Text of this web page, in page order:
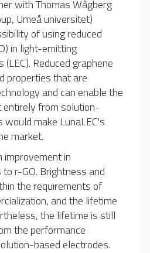
with Thomas Wågberg
Umeå universitet)
of using reduced
in light-emitting
Reduced graphene
properties that are
and can enable the
from solution-
would make LunaLEC's
market.
in
r-GO. Brightness and
the requirements of
and the lifetime
the lifetime is still
the performance
based electrodes.